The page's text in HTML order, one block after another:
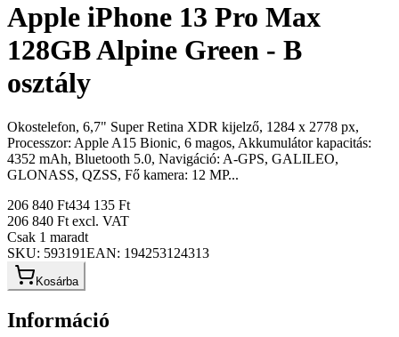
Apple iPhone 13 Pro Max
128GB Alpine Green - B
osztály
Okostelefon, 6,7" Super Retina XDR kijelző, 1284 x 2778 px,
Processzor: Apple A15 Bionic, 6 magos, Akkumulátor kapacitás:
4352 mAh, Bluetooth 5.0, Navigáció: A-GPS, GALILEO,
GLONASS, QZSS, Fő kamera: 12 MP...
206 840 Ft434 135 Ft
206 840 Ft excl. VAT
Csak 1 maradt
SKU: 593191EAN: 194253124313
Kosárba
Információ